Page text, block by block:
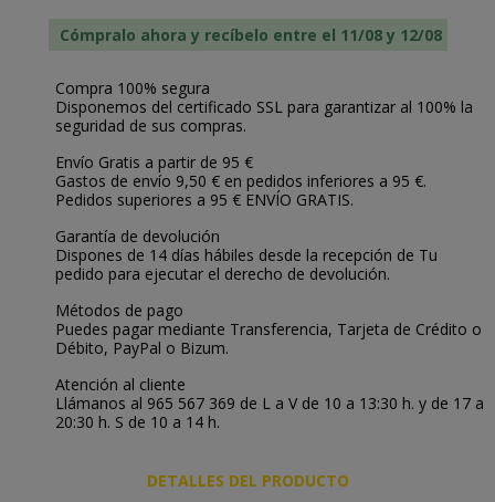
Cómpralo ahora y recíbelo entre el 11/08 y 12/08
Compra 100% segura
Disponemos del certificado SSL para garantizar al 100% la
seguridad de sus compras.
Envío Gratis a partir de 95 €
Gastos de envío 9,50 € en pedidos inferiores a 95 €.
Pedidos superiores a 95 € ENVÍO GRATIS.
Garantía de devolución
Dispones de 14 días hábiles desde la recepción de Tu
pedido para ejecutar el derecho de devolución.
Métodos de pago
Puedes pagar mediante Transferencia, Tarjeta de Crédito o
Débito, PayPal o Bizum.
Atención al cliente
Llámanos al 965 567 369 de L a V de 10 a 13:30 h. y de 17 a
20:30 h. S de 10 a 14 h.
DETALLES DEL PRODUCTO